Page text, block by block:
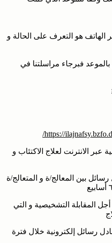
الهاتف هو التعرف على الحالة و
فبرجاء مراسلتنا في
https://
عبر الانترنت لعلاج الاكتئاب و
بين المعالج/ة و المتعالج/ة
المقابلة التشخيصية و التي
رسائل إلكترونية خلال فترة